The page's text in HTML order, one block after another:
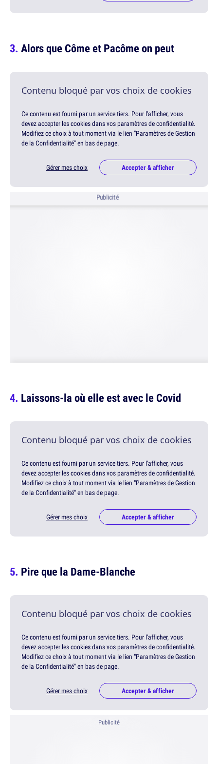
Alors que Côme et Pacôme on peut
Contenu bloqué par vos choix de cookies
Ce contenu est fourni par un service tiers. Pour l'afficher, vous
devez accepter les cookies dans vos paramètres de confidentialité.
Modifiez ce choix à tout moment via le lien "Paramètres de Gestion
de la Confidentialité" en bas de page.
Gérer mes choix Accepter & afficher
Publicité
Laissons-la où elle est avec le Covid
Contenu bloqué par vos choix de cookies
Ce contenu est fourni par un service tiers. Pour l'afficher, vous
devez accepter les cookies dans vos paramètres de confidentialité.
Modifiez ce choix à tout moment via le lien "Paramètres de Gestion
de la Confidentialité" en bas de page.
Gérer mes choix Accepter & afficher
Pire que la Dame-Blanche
Contenu bloqué par vos choix de cookies
Ce contenu est fourni par un service tiers. Pour l'afficher, vous
devez accepter les cookies dans vos paramètres de confidentialité.
Modifiez ce choix à tout moment via le lien "Paramètres de Gestion
de la Confidentialité" en bas de page.
Gérer mes choix Accepter & afficher
Publicité